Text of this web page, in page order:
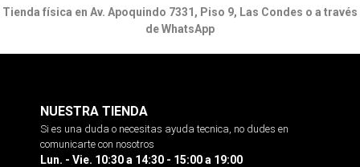
Tienda física en Av. Apoquindo 7331, Piso 9, Las Condes o a través
de WhatsApp
NUESTRA TIENDA
Si es una duda o necesitas ayuda tecnica, no dudes en
comunicarte con nosotros
Lun. - Vie. 10:30 a 14:30 - 15:00 a 19:00